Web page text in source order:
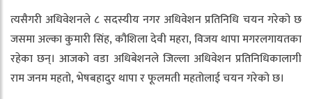
त्यसैगरी अधिवेशनले ८ सदस्यीय नगर अधिवेशन प्रतिनिधि चयन गरेको छ
जसमा अल्का कुमारी सिंह, कौशिला देवी महरा, विजय थापा मगरलगायतका
रहेका छन्। आजको वडा अधिबेशनले जिल्ला अधिवेशन प्रतिनिधिकालागी
राम जनम महतो, भेषबहादुर थापा र फूलमती महतोलाई चयन गरेको छ।